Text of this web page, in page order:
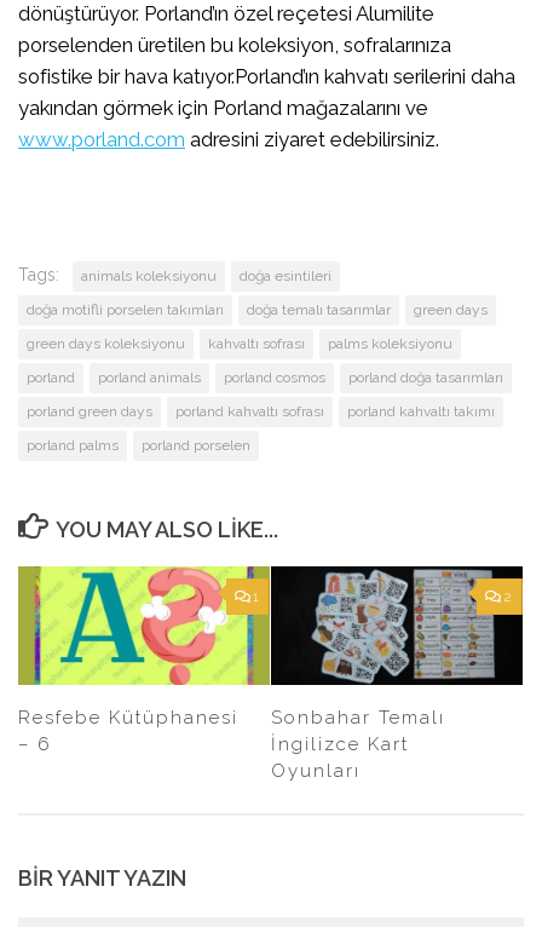
dönüştürüyor. Porland’ın özel reçetesi Alumilite
porselenden üretilen bu koleksiyon, sofralarınıza
sofistike bir hava katıyor.Porland’ın kahvatı serilerini daha
yakından görmek için Porland mağazalarını ve
www.porland.com adresini ziyaret edebilirsiniz.
Tags: animals koleksiyonu
doğa esintileri
doğa motifli porselen takımları
doğa temalı tasarımlar
green days
green days koleksiyonu
kahvaltı sofrası
palms koleksiyonu
porland
porland animals porland cosmos
porland doğa tasarımları
porland green days
porland kahvaltı sofrası
porland kahvaltı takımı
porland palms
porland porselen
YOU MAY ALSO LIKE...
1
Resfebe Kütüphanesi
– 6
2
Sonbahar Temalı
İngilizce Kart
Oyunları
BIR YANIT YAZIN